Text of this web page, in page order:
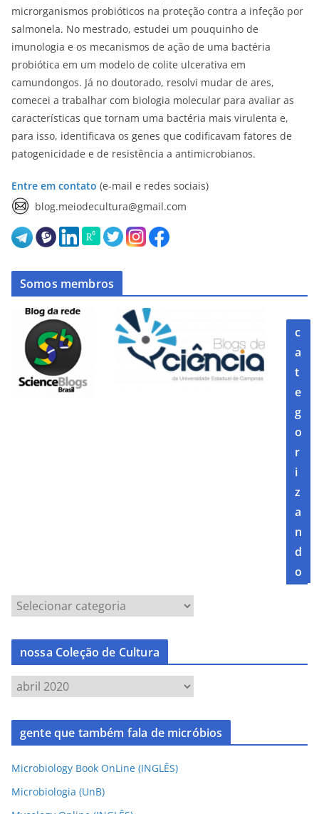
microrganismos probióticos na proteção contra a infeção por
salmonela. No mestrado, estudei um pouquinho de
imunologia e os mecanismos de ação de uma bactéria
probiótica em um modelo de colite ulcerativa em
camundongos. Já no doutorado, resolvi mudar de ares,
comecei a trabalhar com biologia molecular para avaliar as
características que tornam uma bactéria mais virulenta e,
para isso, identificava os genes que codificavam fatores de
patogenicidade e de resistência a antimicrobianos.
Entre em contato (e-mail e redes sociais)
blog.meiodecultura@gmail.com
Somos membros
c
a
t
e
g
o
r
i
z
a
n
d
o
nossa Coleção de Cultura
gente que também fala de micróbios
Microbiology Book OnLine (INGLÊS)
Microbiologia (UnB)